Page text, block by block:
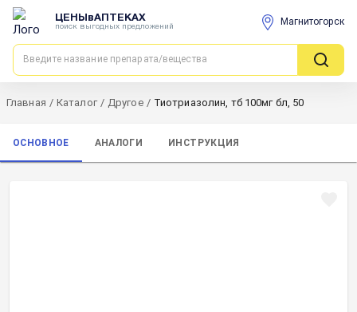
ЦЕНЫвАПТЕКАХ
поиск выгодных предложений Магнитогорск
Главная / Каталог / Другое / Тиотриазолин, тб 100мг бл, 50
ОСНОВНОЕ АНАЛОГИ ИНСТРУКЦИЯ